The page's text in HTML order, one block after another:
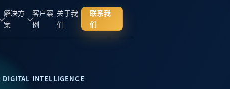
解决方
案
客户案
例
关于我
们
联系我
们
INTELLIGENCE